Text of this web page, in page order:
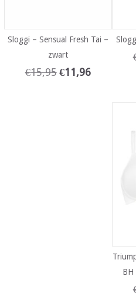
Sloggi – Sensual Fresh Tai –
zwart
€15,95 €11,96